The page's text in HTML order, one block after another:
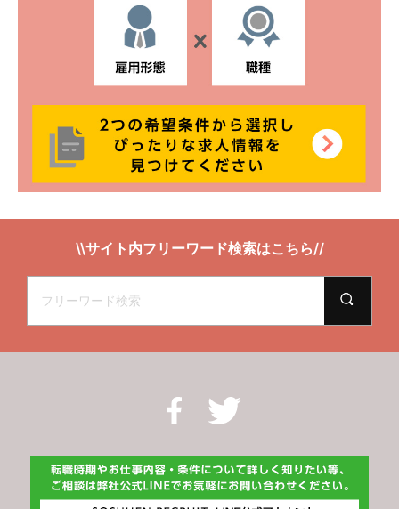
\\サイト内フリーワード検索はこちら//